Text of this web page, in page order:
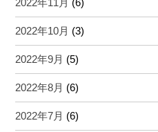
2022年10月 (3)
2022年9月 (5)
2022年8月 (6)
2022年7月 (6)